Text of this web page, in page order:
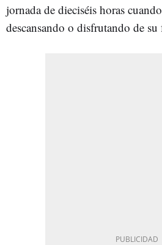
jornada de dieciséis horas
descansando o disfrutando de